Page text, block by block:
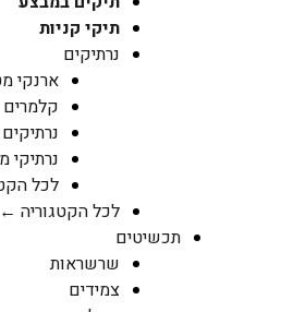
תיקי קניות
נרתיקים
ארנקי
קלמרים
נרתיקי
לכל
לכל הקטגוריה ←
תכשיטים
שרשראות
צמידים